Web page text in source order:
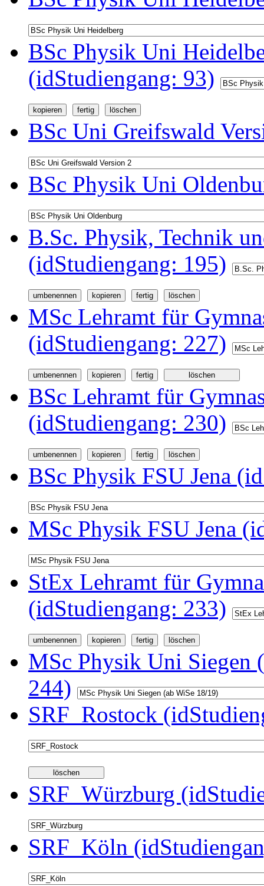
BSc Physik Uni
(idStudiengang: 93)
BSc Uni Greifswald
BSc Physik Uni
B.Sc. Physik, Technik
(idStudiengang: 195)
MSc Lehramt für
(idStudiengang: 227)
BSc Lehramt für
(idStudiengang: 230)
BSc Physik FSU Jena
MSc Physik FSU Jena
StEx Lehramt für
(idStudiengang: 233)
MSc Physik Uni Siegen
244)
SRF_Rostock
SRF_Würzburg
SRF_Köln